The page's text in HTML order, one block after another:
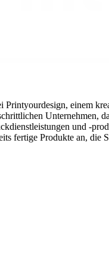
Printyourdesign, einem
Unternehmen,
und -
fertige Produkte an, die